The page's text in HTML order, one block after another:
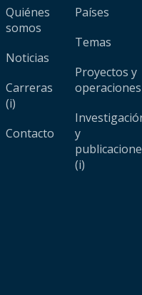
Quiénes
somos
Noticias
Carreras
(i)
Contacto
Países
Temas
Proyectos y
operaciones
y
(i)